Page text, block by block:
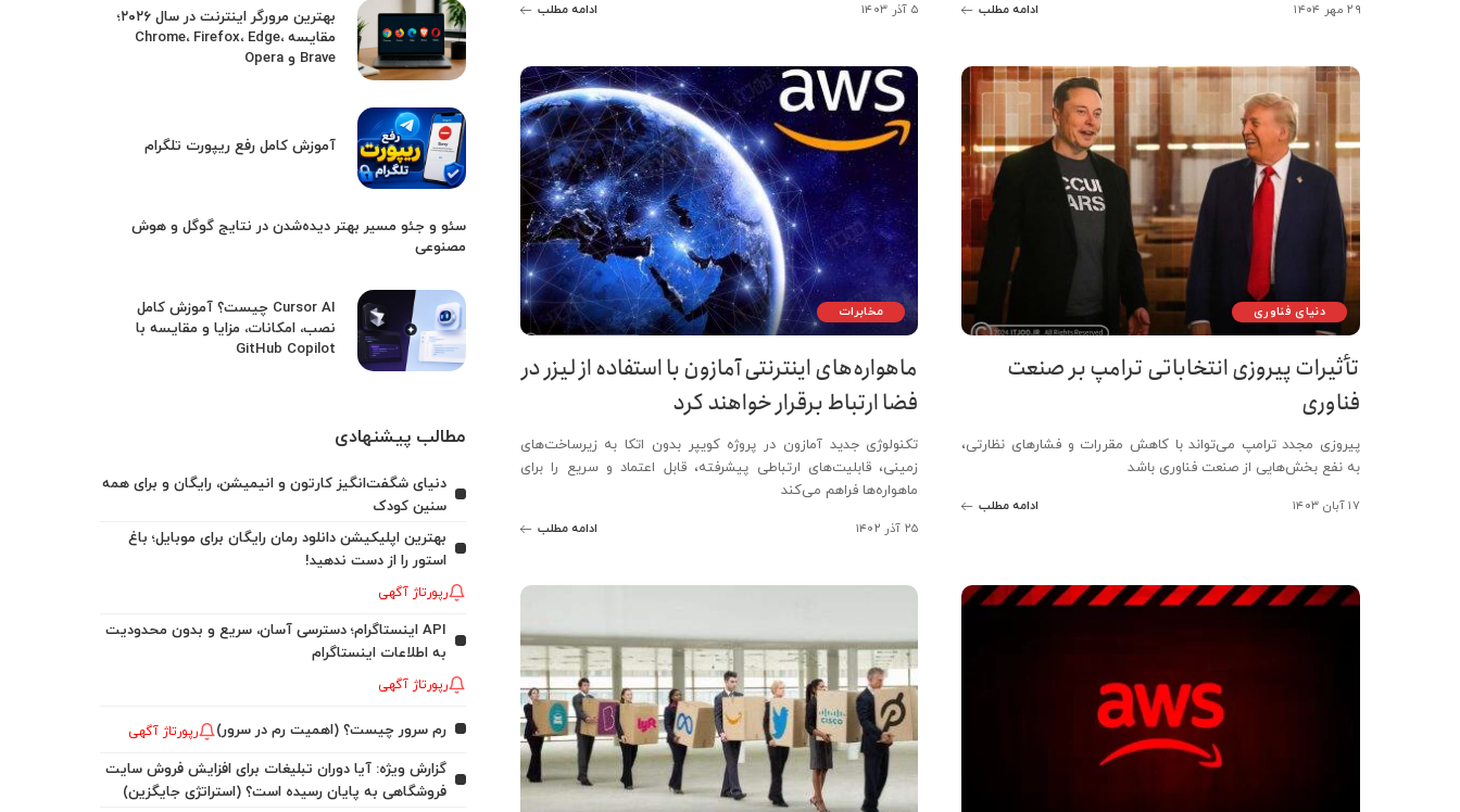
۲۹ مهر ۱۴۰۴ ادامه مطلب ۵ آذر ۱۴۰۳ ادامه مطلب
دنیای فناوری
تأثیرات پیروزی انتخاباتی ترامپ بر صنعت
فناوری
پیروزی مجدد ترامپ می‌تواند با کاهش مقررات و فشارهای نظارتی،
به نفع بخش‌هایی از صنعت فناوری باشد
۱۷ آبان ۱۴۰۳ ادامه مطلب
مخابرات
ماهواره‌های اینترنتی آمازون با استفاده از لیزر در
فضا ارتباط برقرار خواهند کرد
تکنولوژی جدید آمازون در پروژه کویپر بدون اتکا به زیرساخت‌های
زمینی، قابلیت‌های ارتباطی پیشرفته، قابل اعتماد و سریع را برای
ماهواره‌ها فراهم می‌کند
۲۵ آذر ۱۴۰۲ ادامه مطلب
بهترین مرورگر اینترنت در سال ۲۰۲۶؛
مقایسه Chrome، Firefox، Edge،
Brave و Opera
آموزش کامل رفع ریپورت تلگرام
سئو و جئو مسیر بهتر دیده‌شدن در نتایج گوگل و هوش
مصنوعی
Cursor AI چیست؟ آموزش کامل
نصب، امکانات، مزایا و مقایسه با
GitHub Copilot
مطالب پیشنهادی
دنیای شگفت‌انگیز کارتون و انیمیشن، رایگان و برای همه
سنین کودک
بهترین اپلیکیشن دانلود رمان رایگان برای موبایل؛ باغ
استور را از دست ندهید!
رپورتاژ آگهی
API اینستاگرام؛ دسترسی آسان، سریع و بدون محدودیت
به اطلاعات اینستاگرام
رپورتاژ آگهی
رم سرور چیست؟ (اهمیت رم در سرور) رپورتاژ آگهی
گزارش ویژه: آیا دوران تبلیغات برای افزایش فروش سایت
فروشگاهی به پایان رسیده است؟ (استراتژی جایگزین)